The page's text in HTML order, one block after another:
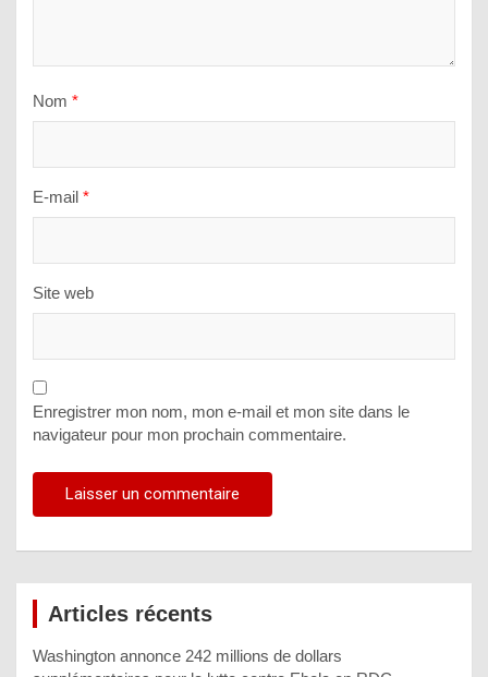
Nom *
E-mail *
Site web
Enregistrer mon nom, mon e-mail et mon site dans le
navigateur pour mon prochain commentaire.
Articles récents
Washington annonce 242 millions de dollars